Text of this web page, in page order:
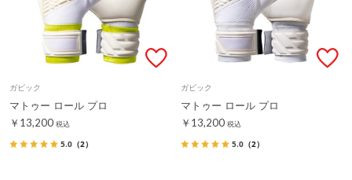
ガビック
マトゥー ロール プロ
￥13,200 税込
5.0 （2）
ガビック
マトゥー ロール プロ
￥13,200 税込
5.0 （2）